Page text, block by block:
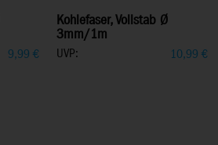
9,99 €
Kohlefaser, Vollstab Ø
3mm/1m
UVP: 10,99 €